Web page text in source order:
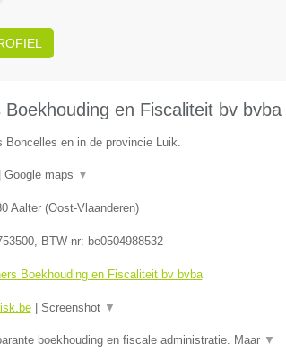
en Fiscaliteit bv bvba
Boncelles en in de provincie Luik.
Google maps ▼
Aalter(Oost-Vlaanderen)
, BTW-nr: be0504988532
Boekhouding en Fiscaliteit bv bvba
| Screenshot ▼
boekhouding en fiscale administratie. Maar ▼